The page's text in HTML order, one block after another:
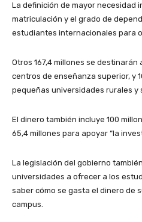
La definición de mayor necesidad
matriculación y el grado de
estudiantes internacionales para
Otros 167,4 millones se
centros de enseñanza superior, y
pequeñas universidades rurales y
El dinero también incluye 100
65,4 millones para apoyar “la
La legislación del gobierno
universidades a ofrecer a los
saber cómo se gasta el dinero de
campus.